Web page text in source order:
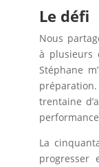
Le défi
Nous
à plusieurs
Stéphane
trentaine
La
progresser